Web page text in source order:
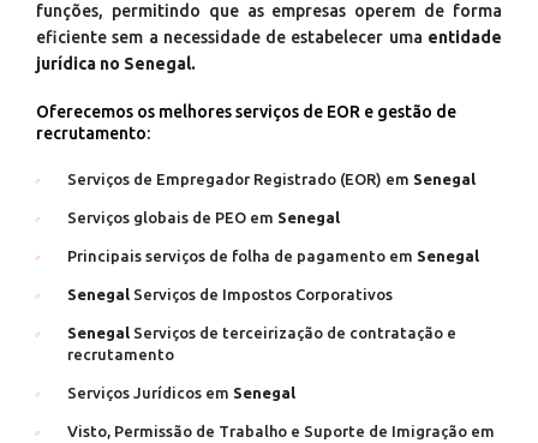
funções, permitindo que as empresas operem de forma
eficiente sem a necessidade de estabelecer uma entidade
jurídica no Senegal.
Oferecemos os melhores serviços de EOR e gestão de
recrutamento:
Serviços de Empregador Registrado (EOR) em Senegal
Serviços globais de PEO em Senegal
Principais serviços de folha de pagamento em Senegal
Senegal Serviços de Impostos Corporativos
Senegal Serviços de terceirização de contratação e
recrutamento
Serviços Jurídicos em Senegal
Visto, Permissão de Trabalho e Suporte de Imigração em